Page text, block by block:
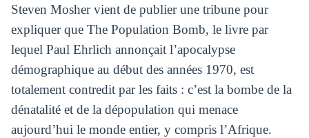
Steven Mosher vient de publier une tribune pour
expliquer que The Population Bomb, le livre par
lequel Paul Ehrlich annonçait l’apocalypse
démographique au début des années 1970, est
totalement contredit par les faits : c’est la bombe de la
dénatalité et de la dépopulation qui menace
aujourd’hui le monde entier, y compris l’Afrique.